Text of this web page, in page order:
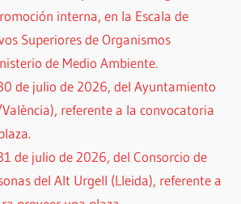
interna, en la Escala de
Superiores de Organismos
de Medio Ambiente.
de julio de 2026, del Ayuntamiento
referente a la convocatoria
de julio de 2026, del Consorcio de
del Alt Urgell (Lleida), referente a